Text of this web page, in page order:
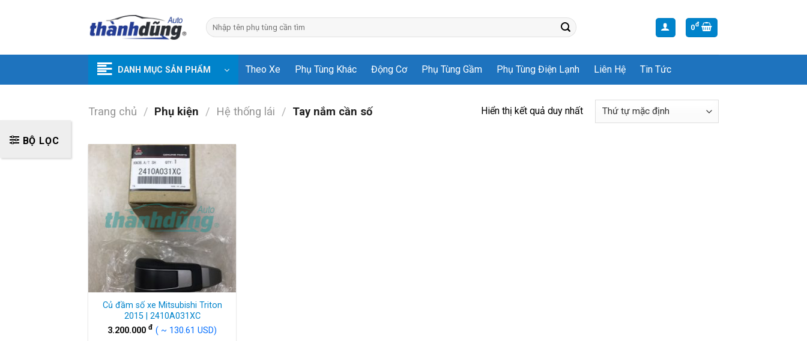
Tìm
kiếm:
0đ
DANH MỤC SẢN PHẨM Theo Xe Phụ Tùng Khác Động Cơ Phụ Tùng Gầm Phụ Tùng Điện Lạnh Liên Hệ Tin Tức
Trang chủ / Phụ kiện / Hệ thống lái / Tay nắm cần số
BỘ LỌC
Hiển thị kết quả duy nhất
Củ đầm số xe Mitsubishi Triton
2015 | 2410A031XC
3.200.000 đ ( ~ 130.61 USD)